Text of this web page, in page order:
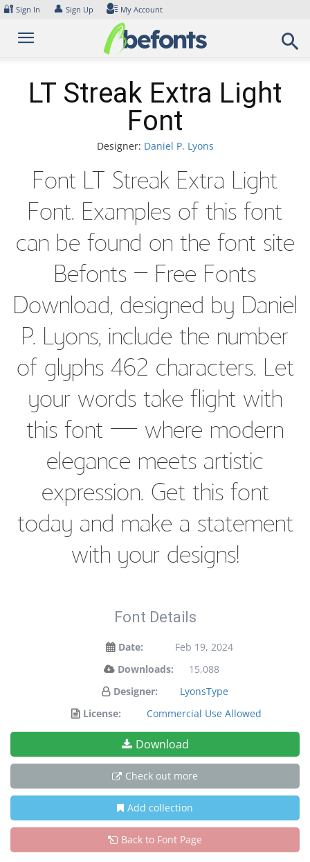
Skip
content
🔐 Sign In 👤 Sign Up My Account
LT Streak Extra Light
Font
Designer: Daniel P. Lyons
Font LT Streak Extra Light
Font. Examples of this font
can be found on the font site
Befonts – Free Fonts
Download, designed by Daniel
P. Lyons, include the number
of glyphs 462 characters. Let
your words take flight with
this font — where modern
elegance meets artistic
expression. Get this font
today and make a statement
with your designs!
Font Details
Date:
Feb 19, 2024
Downloads:
15,088
Designer:
LyonsType
License:
Commercial Use Allowed
Download
Check out more
Add collection
Back to Font Page